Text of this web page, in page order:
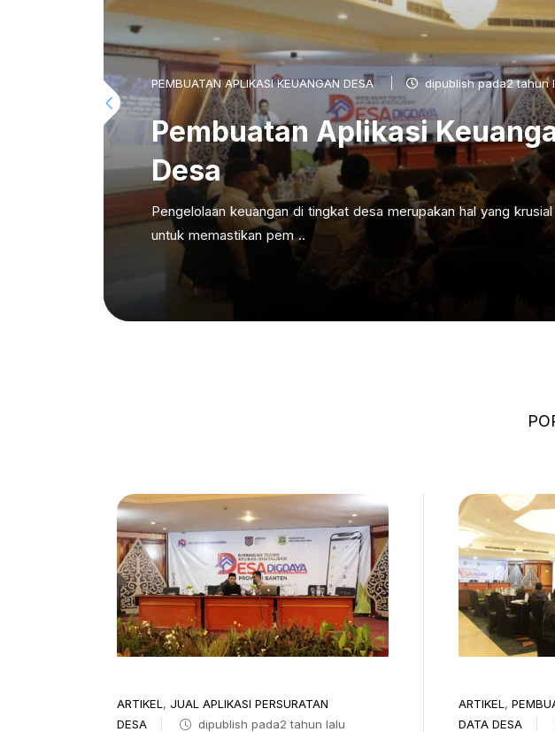
PEMBUATAN APLIKASI KEUANGAN DESA dipublish pada2 tahun
Pembuatan Aplikasi
Desa
Pengelolaan keuangan di tingkat desa merupakan hal yang krusial
untuk memastikan pem ..
ARTIKEL , JUAL APLIKASI PERSURATAN
DESA
dipublish pada2 tahun lalu
ARTIKEL ,
DATA DESA